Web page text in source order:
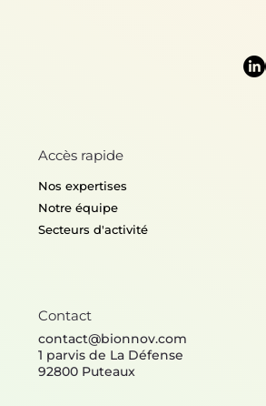
Accès rapide
Nos expertises
Notre équipe
Secteurs d'activité
Contact
contact@bionnov.com
1 parvis de La Défense
92800 Puteaux